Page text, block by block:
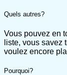
Quels autres?
Vous pouvez en
liste, vous savez
voulez encore
Pourquoi?